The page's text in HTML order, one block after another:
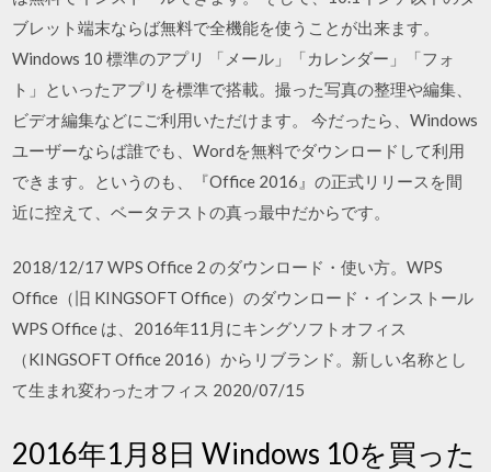
ブレット端末ならば無料で全機能を使うことが出来ます。
Windows 10 標準のアプリ 「メール」「カレンダー」「フォ
ト」といったアプリを標準で搭載。撮った写真の整理や編集、
ビデオ編集などにご利用いただけます。 今だったら、Windows
ユーザーならば誰でも、Wordを無料でダウンロードして利用
できます。というのも、『Office 2016』の正式リリースを間
近に控えて、ベータテストの真っ最中だからです。
2018/12/17 WPS Office 2 のダウンロード・使い方。WPS
Office（旧 KINGSOFT Office）のダウンロード・インストール
WPS Office は、2016年11月にキングソフトオフィス
（KINGSOFT Office 2016）からリブランド。新しい名称とし
て生まれ変わったオフィス 2020/07/15
2016年1月8日 Windows 10を買った